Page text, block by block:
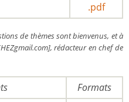
.pdf
de thèmes sont bienvenus, et à
rédacteur en chef de
Formats